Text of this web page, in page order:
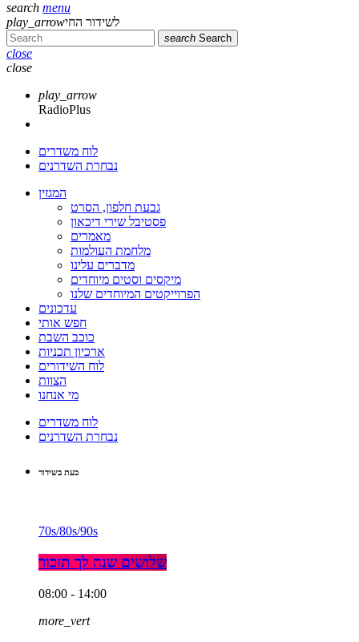
search menu
play_arrowלשידור החי
search Search
close
close
play_arrow
RadioPlus
לוח משדרים
נבחרת השדרנים
המגזין
גבעת חלפון, הסרט
פסטיבל שירי דיכאון
מאמרים
מלחמת העולמות
מדברים עלינו
מיקסים וסטים מיוחדים
הפרוייקטים המיוחדים שלנו
עדכונים
חפש אותי
כוכב השבת
ארכיון תכניות
לוח השידורים
הצוות
מי אנחנו
לוח משדרים
נבחרת השדרנים
כעת בשידור
70s/80s/90s
שלושים שנה לך תזכור
08:00 - 14:00
more_vert